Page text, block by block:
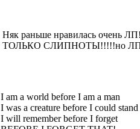
Няк раньше нравилась очень
ТОЛЬКО СЛИПНОТЫ!!!!!но ЛП
I am a world before I am a man
I was a creature before I could stand
I will remember before I forget